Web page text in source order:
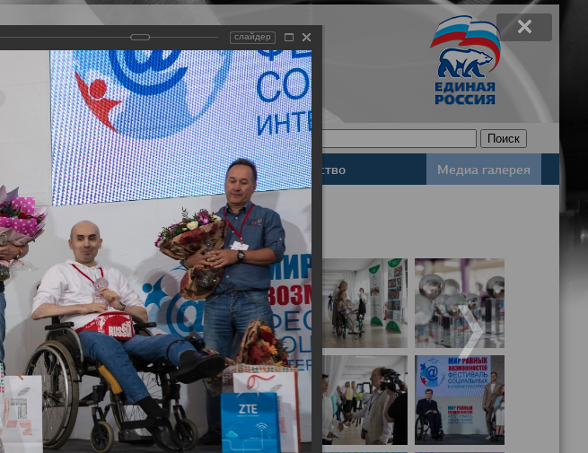
Задать вопрос
Базы данных Законодательство Медиа галерея
слайдер